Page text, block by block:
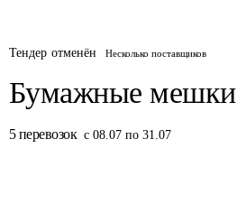
Тендер отменён Несколько поставщиков
Бумажные мешки
5 перевозок с 08.07 по 31.07